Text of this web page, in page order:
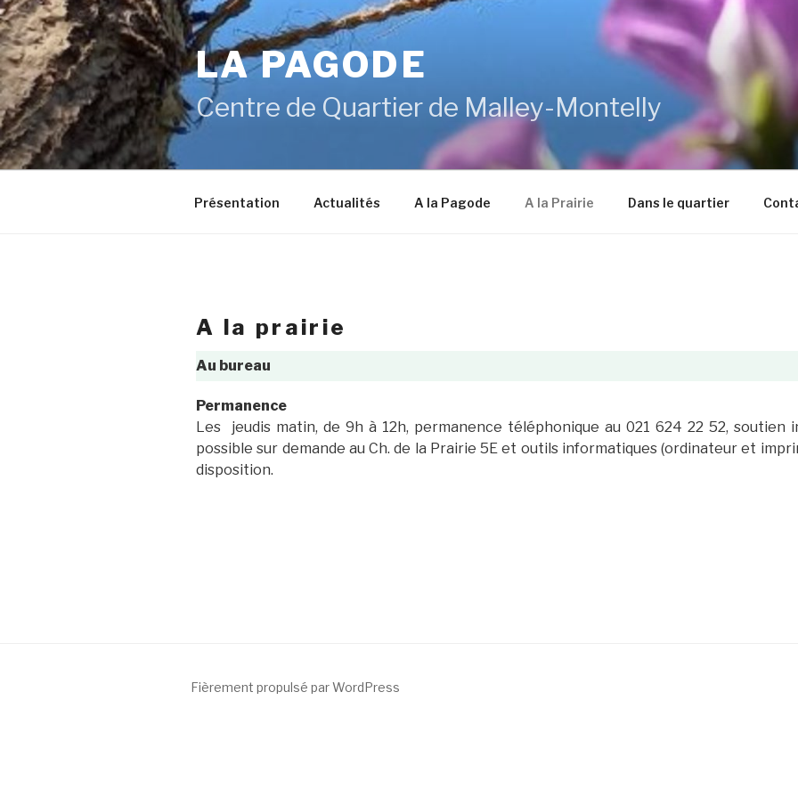
Aller
au
contenu
principal
LA PAGODE
Centre de Quartier de Malley-Montelly
Présentation Actualités A la Pagode A la Prairie Dans le quartier
a la prairie
Au bureau
Permanence
Les jeudis matin, de 9h à 12h, permanence téléphonique au 021 624 22 52, soutien
possible sur demande au Ch. de la Prairie 5E et outils informatiques (ordinateur et
disposition.
Fièrement propulsé par WordPress